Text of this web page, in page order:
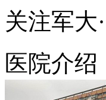
关注军大
医院介绍